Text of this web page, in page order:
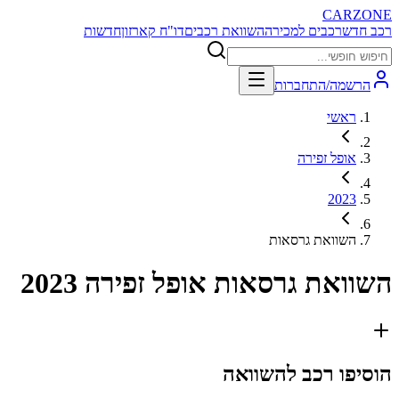
CARZONE
רכב חדשרכבים למכירההשוואת רכביםדו"ח קארזוןחדשות
הרשמה/התחברות
ראשי
אופל זפירה
2023
השוואת גרסאות
השוואת גרסאות אופל זפירה 2023
הוסיפו רכב להשוואה